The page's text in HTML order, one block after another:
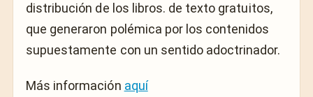
distribución de los libros. de texto gratuitos,
que generaron polémica por los contenidos
supuestamente con un sentido adoctrinador.
Más información aquí